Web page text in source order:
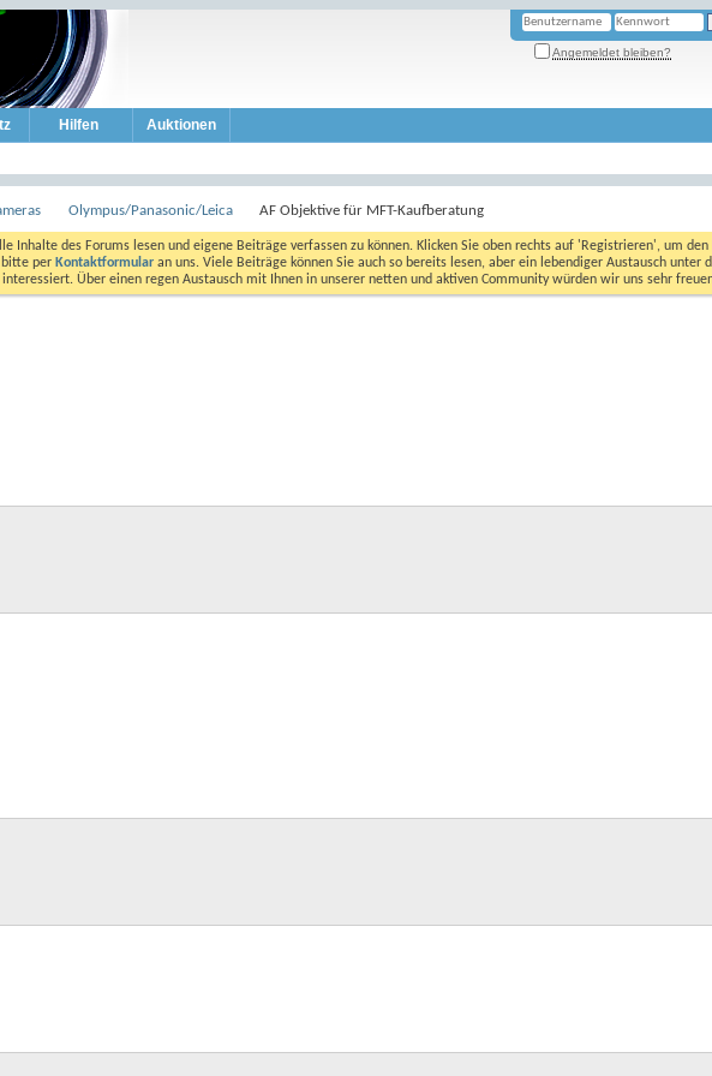
Angemeldet bleiben?
Hilfen Auktionen
Olympus/Panasonic/Leica AF Objektive für MFT-Kaufberatung
Inhalte des Forums lesen und eigene Beiträge verfassen zu können. Klicken Sie oben rechts auf 'Registrieren', um
bitte per Kontaktformular an uns. Viele Beiträge können Sie auch so bereits lesen, aber ein lebendiger Austausch unter
Über einen regen Austausch mit Ihnen in unserer netten und aktiven Community würden wir uns sehr